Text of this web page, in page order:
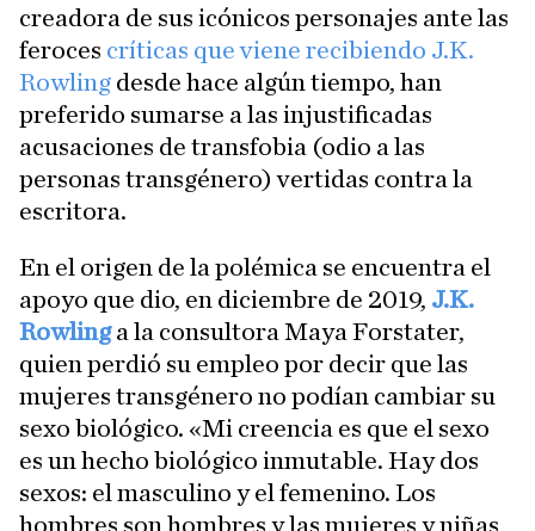
creadora de sus icónicos personajes ante las
feroces críticas que viene recibiendo J.K.
Rowling desde hace algún tiempo, han
preferido sumarse a las injustificadas
acusaciones de transfobia (odio a las
personas transgénero) vertidas contra la
escritora.
En el origen de la polémica se encuentra el
apoyo que dio, en diciembre de 2019, J.K.
Rowlinga la consultora Maya Forstater,
quien perdió su empleo por decir que las
mujeres transgénero no podían cambiar su
sexo biológico. «Mi creencia es que el sexo
es un hecho biológico inmutable. Hay dos
sexos: el masculino y el femenino. Los
hombres son hombres y las mujeres y niñas